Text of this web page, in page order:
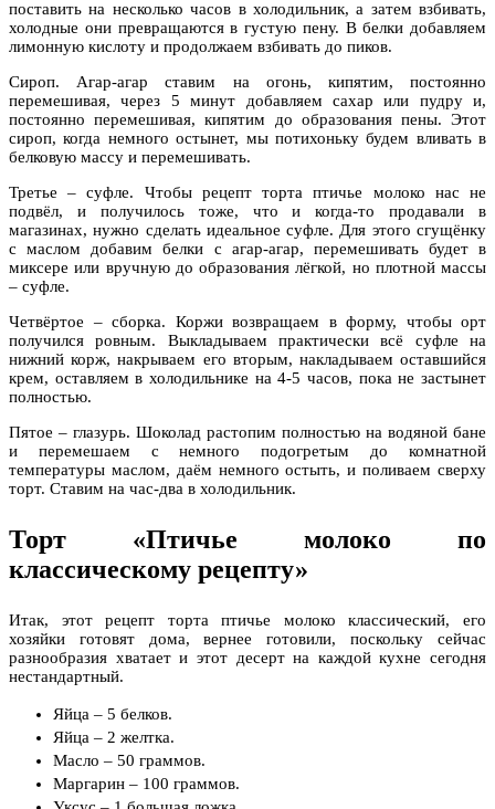
поставить на несколько часов в холодильник, а затем взбивать,
холодные они превращаются в густую пену. В белки добавляем
лимонную кислоту и продолжаем взбивать до пиков.
Сироп. Агар-агар ставим на огонь, кипятим, постоянно
перемешивая, через 5 минут добавляем сахар или пудру и,
постоянно перемешивая, кипятим до образования пены. Этот
сироп, когда немного остынет, мы потихоньку будем вливать в
белковую массу и перемешивать.
Третье – суфле. Чтобы рецепт торта птичье молоко нас не
подвёл, и получилось тоже, что и когда-то продавали в
магазинах, нужно сделать идеальное суфле. Для этого сгущёнку
с маслом добавим белки с агар-агар, перемешивать будет в
миксере или вручную до образования лёгкой, но плотной массы
– суфле.
Четвёртое – сборка. Коржи возвращаем в форму, чтобы орт
получился ровным. Выкладываем практически всё суфле на
нижний корж, накрываем его вторым, накладываем оставшийся
крем, оставляем в холодильнике на 4-5 часов, пока не застынет
полностью.
Пятое – глазурь. Шоколад растопим полностью на водяной бане
и перемешаем с немного подогретым до комнатной
температуры маслом, даём немного остыть, и поливаем сверху
торт. Ставим на час-два в холодильник.
Торт «Птичье молоко по
классическому рецепту»
Итак, этот рецепт торта птичье молоко классический, его
хозяйки готовят дома, вернее готовили, поскольку сейчас
разнообразия хватает и этот десерт на каждой кухне сегодня
нестандартный.
Яйца – 5 белков.
Яйца – 2 желтка.
Масло – 50 граммов.
Маргарин – 100 граммов.